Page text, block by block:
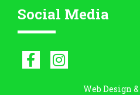
Social Media
Web Design &